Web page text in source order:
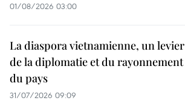
01/08/2026 03:00
La diaspora vietnamienne, un levier
de la diplomatie et du rayonnement
du pays
31/07/2026 09:09